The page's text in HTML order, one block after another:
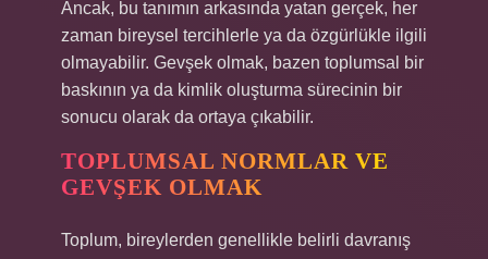
Ancak, bu tanımın arkasında yatan gerçek, her
zaman bireysel tercihlerle ya da özgürlükle ilgili
olmayabilir. Gevşek olmak, bazen toplumsal bir
baskının ya da kimlik oluşturma sürecinin bir
sonucu olarak da ortaya çıkabilir.
TOPLUMSAL NORMLAR VE
GEVŞEK OLMAK
Toplum, bireylerden genellikle belirli davranış